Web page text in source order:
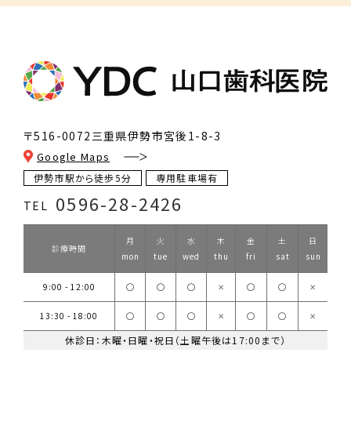
〒516-0072 三重県伊勢市宮後1-8-3
Google Maps
伊勢市駅から徒歩5分 専用駐車場有
TEL 0596-28-2426
診療時間
月
mon
火
tue
水
wed
木
thu
金
fri
土
sat
日
sun
9:00 - 12:00 ◯ ◯ ◯ ✕ ◯ ◯ ✕
13:30 - 18:00 ◯ ◯ ◯ ✕ ◯ ◯ ✕
休診日：木曜・日曜・祝日（土曜午後は17:00まで）